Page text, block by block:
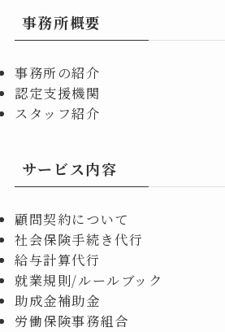
事務所概要
事務所の紹介
認定支援機関
スタッフ紹介
サービス内容
顧問契約について
社会保険手続き代行
給与計算代行
就業規則/ルールブック
助成金補助金
労働保険事務組合